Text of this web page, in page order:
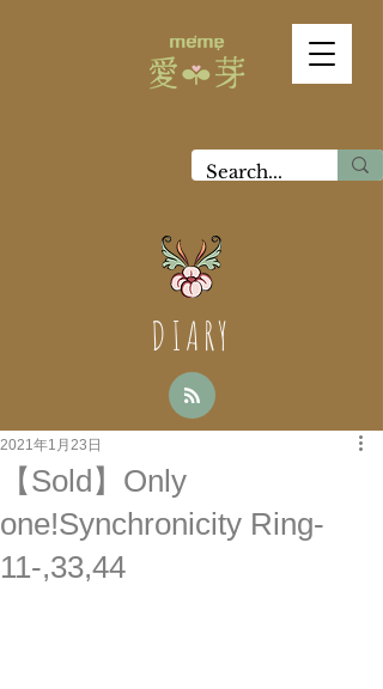
DIARY
【Sold】Only
one!Synchronicity Ring-
11-,33,44
2021年1月23日